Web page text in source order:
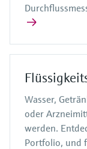
Wasser,
oder
werden.
Portfolio, und